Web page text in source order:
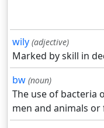
wily (adjective)
Marked by skill in
bw (noun)
The use of bacteria
men and animals or